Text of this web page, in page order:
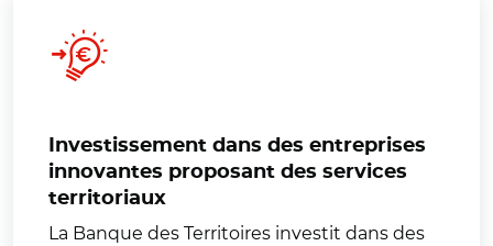
Investissement dans des entreprises
innovantes proposant des services
territoriaux
La Banque des Territoires investit dans des